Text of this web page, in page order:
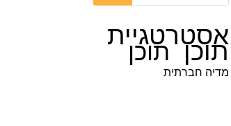
אסטרטגיית
תוכן תוכן
מדיה חברתית